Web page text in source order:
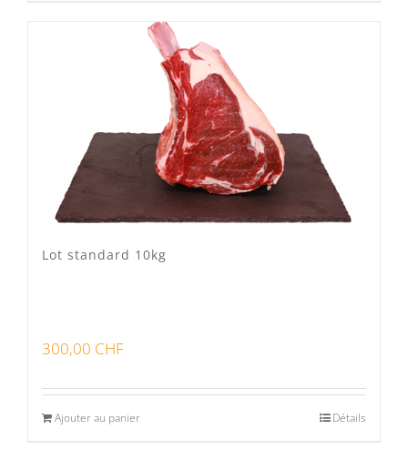
Lot standard 10kg
300,00 CHF
Ajouter au panier Détails